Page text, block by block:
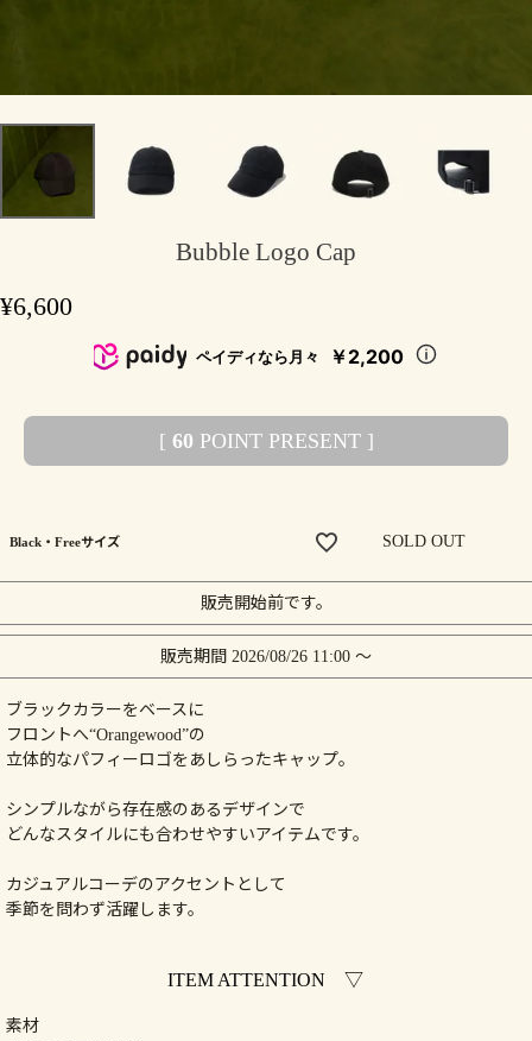
Bubble Logo Cap
¥6,600
ペイディなら月々 ￥2,200
[ 60 POINT PRESENT ]
Black・Freeサイズ
販売開始前です。
販売期間 2026/08/26 11:00 〜
ブラックカラーをベースに
フロントへ“Orangewood”の
立体的なパフィーロゴをあしらったキャップ。
シンプルながら存在感のあるデザインで
どんなスタイルにも合わせやすいアイテムです。
カジュアルコーデのアクセントとして
季節を問わず活躍します。
ITEM ATTENTION ▽
素材